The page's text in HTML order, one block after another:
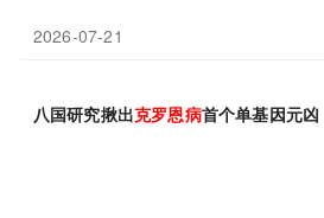
2026-07-21
八国研究揪出克罗恩病首个单基因元凶